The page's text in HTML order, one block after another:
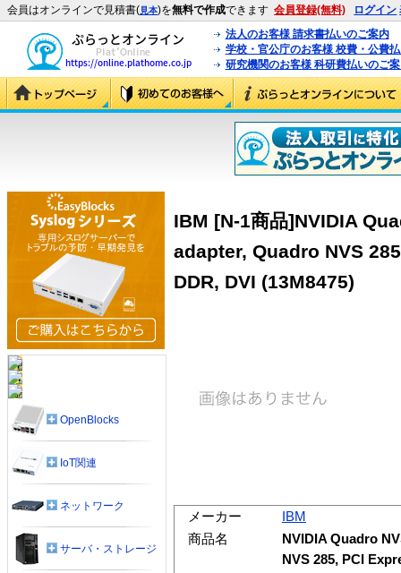
会員はオンラインで見積書(見本)を無料で作成できます 会員登録(無料) ログイン
法人のお客様 請求書払いのご案内
学校・官公庁のお客様 校費・公費
研究機関のお客様 科研費払いのご
IBM [N-1商品]NVIDIA
adapter, Quadro NVS
DDR, DVI (13M8475)
メーカー
IBM
商品名
NVIDIA Quadro
NVS 285, PCI
OpenBlocks
IoT関連
ネットワーク
サーバ・ストレージ